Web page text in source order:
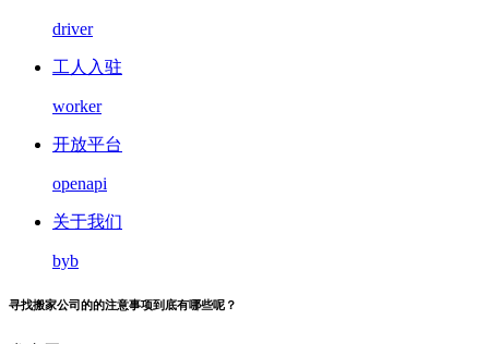
driver
工人入驻
worker
开放平台
openapi
关于我们
byb
寻找搬家公司的的注意事项到底有哪些呢？